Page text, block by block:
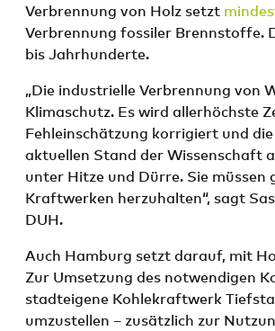
Verbrennung von Holz setzt
Verbrennung fossiler Brennstoffe.
bis Jahrhunderte.
„Die industrielle Verbrennung von
Klimaschutz. Es wird allerhöchste
Fehleinschätzung korrigiert und
aktuellen Stand der Wissenschaft
unter Hitze und Dürre. Sie
Kraftwerken herzuhalten“, sagt
DUH.
Auch Hamburg setzt darauf, mit
Zur Umsetzung des notwendigen
stadteigene Kohlekraftwerk
umzustellen – zusätzlich zur